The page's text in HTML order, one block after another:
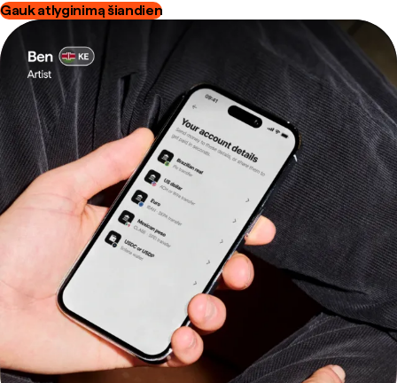
Gauk atlyginimą šiandien